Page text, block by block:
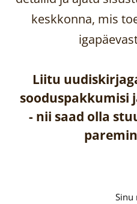
keskkonna, mis
Liitu
sooduspakkumisi
- nii saad olla
Sinu